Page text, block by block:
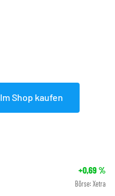
Im Shop kaufen
+0,69%
Börse: Xetra